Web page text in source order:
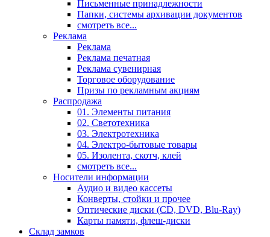
Письменные принадлежности
Папки, системы архивации документов
смотреть все...
Реклама
Реклама
Реклама печатная
Реклама сувенирная
Торговое оборудование
Призы по рекламным акциям
Распродажа
01. Элементы питания
02. Светотехника
03. Электротехника
04. Электро-бытовые товары
05. Изолента, скотч, клей
смотреть все...
Носители информации
Аудио и видео кассеты
Конверты, стойки и прочее
Оптические диски (CD, DVD, Blu-Ray)
Карты памяти, флеш-диски
Склад замков